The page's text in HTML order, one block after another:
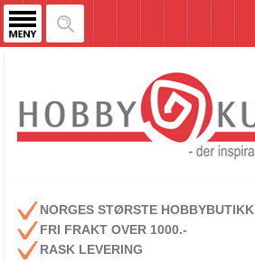
NORGES STØRSTE HOBBYBUTIKK
FRI FRAKT OVER 1000.-
RASK LEVERING